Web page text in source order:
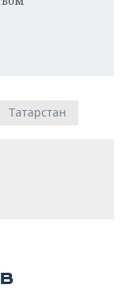
Татарстан